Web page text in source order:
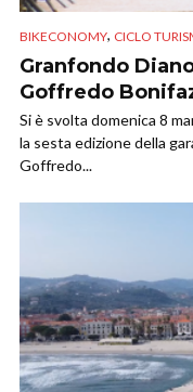
BIKECONOMY, CICLO
Granfondo
Goffredo
Si è svolta domenica 8
la sesta edizione della
Goffredo...